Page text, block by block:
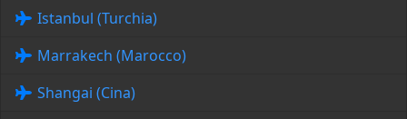
Istanbul (Turchia)
Marrakech (Marocco)
Shangai (Cina)